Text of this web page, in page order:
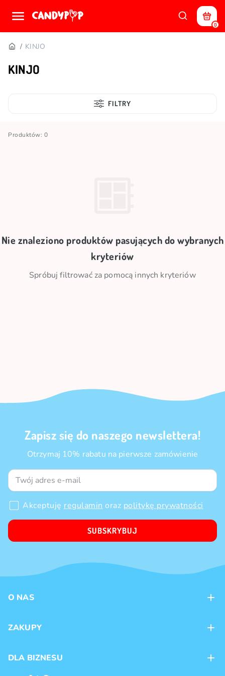
0
KINJO
KINJO
FILTRY
Produktów: 0
Nie znaleziono produktów pasujących do wybranych
kryteriów
Spróbuj filtrować za pomocą innych kryteriów
Zapisz się do naszego newslettera!
Otrzymaj 10% rabatu na pierwsze zamówienie
Akceptuję regulamin oraz politykę prywatności
SUBSKRYBUJ
O NAS
Sklepy
ZAKUPY
Dostawa
DLA BIZNESU